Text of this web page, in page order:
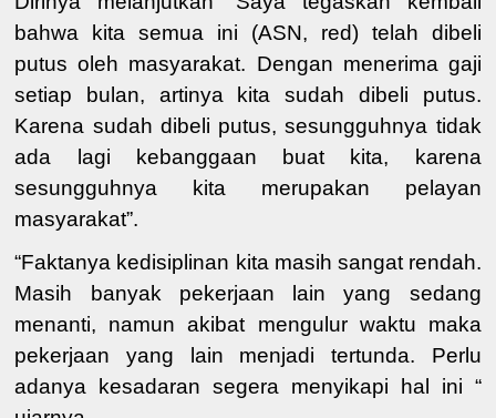
bahwa kita semua ini (ASN, red) telah dibeli
putus oleh masyarakat. Dengan menerima gaji
setiap bulan, artinya kita sudah dibeli putus.
Karena sudah dibeli putus, sesungguhnya tidak
ada lagi kebanggaan buat kita, karena
sesungguhnya kita merupakan pelayan
masyarakat”.
“Faktanya kedisiplinan kita masih sangat rendah.
Masih banyak pekerjaan lain yang sedang
menanti, namun akibat mengulur waktu maka
pekerjaan yang lain menjadi tertunda. Perlu
adanya kesadaran segera menyikapi hal ini “